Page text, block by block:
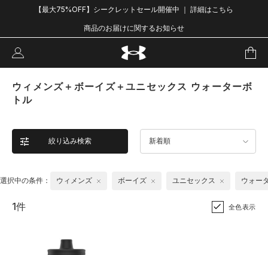
【最大75%OFF】シークレットセール開催中 ｜ 詳細はこちら
商品のお届けに関するお知らせ
ウィメンズ＋ボーイズ＋ユニセックス ウォーターボ
トル
絞り込み検索 新着順
選択中の条件： ウィメンズ ボーイズ ユニセックス ウォー
1件 全色表示